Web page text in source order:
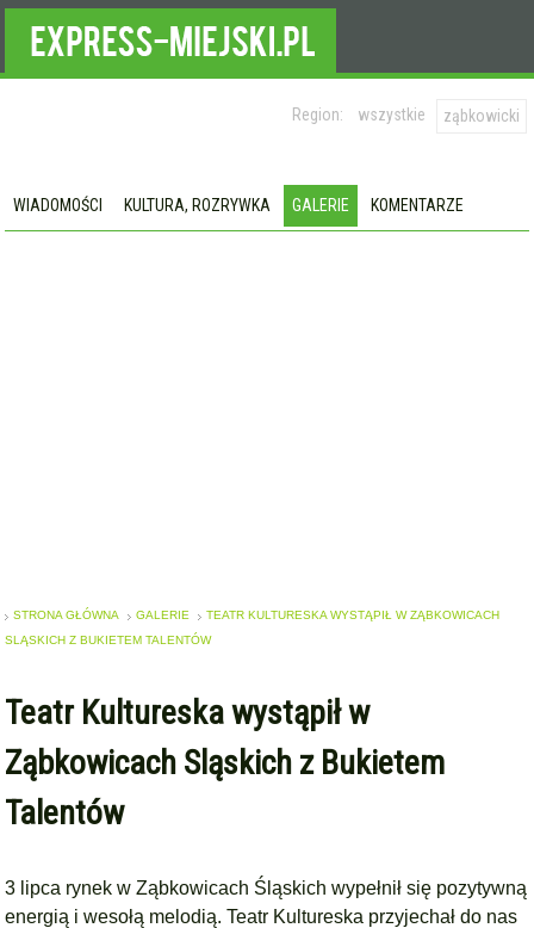
Region: wszystkie ząbkowicki
WIADOMOŚCI KULTURA, ROZRYWKA GALERIE KOMENTARZE
STRONA GŁÓWNA GALERIE
TEATR KULTURESKA WYSTĄPIŁ W ZĄBKOWICACH
SLĄSKICH Z BUKIETEM TALENTÓW
Teatr Kultureska wystąpił w
Ząbkowicach Sląskich z Bukietem
Talentów
3 lipca rynek w Ząbkowicach Śląskich wypełnił się pozytywną
energią i wesołą melodią. Teatr Kultureska przyjechał do nas